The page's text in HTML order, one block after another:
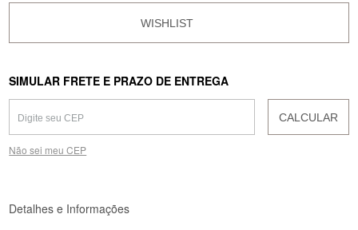
SIMULAR FRETE E PRAZO DE ENTREGA
CALCULAR
Não sei meu CEP
Detalhes e Informações